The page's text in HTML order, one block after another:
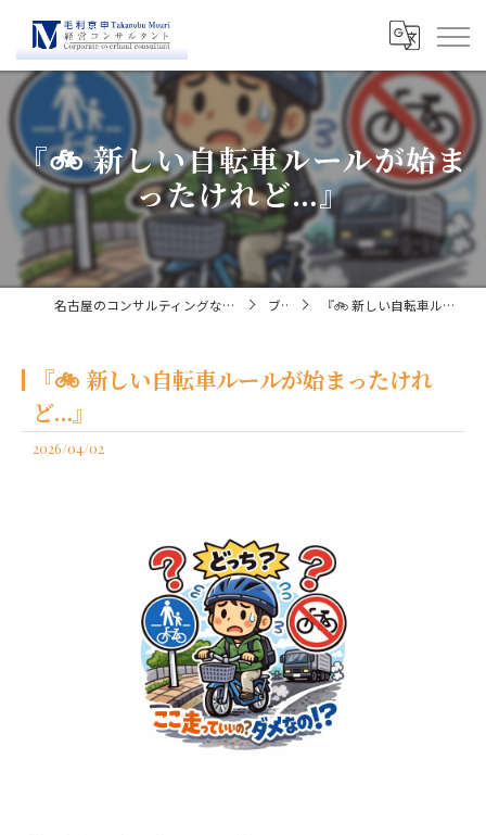
『🚲 新しい自転車ルールが始ま
ったけれど…』
名古屋のコンサルティングなら経営コンサルタント毛利京申 ブログ 『🚲 新しい自転車ルールが始まったけれど…』
『🚲 新しい自転車ルールが始まったけれ
ど…』
2026/04/02